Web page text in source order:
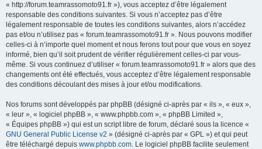
« http://forum.teamrassomoto91.fr »), vous acceptez d’être légalement
responsable des conditions suivantes. Si vous n’acceptez pas d’être
légalement responsable de toutes les conditions suivantes, alors n’accédez
pas et/ou n’utilisez pas « forum.teamrassomoto91.fr ». Nous pouvons modifier
celles-ci à n’importe quel moment et nous ferons tout pour que vous en soyez
informé, bien qu’il soit prudent de vérifier régulièrement celles-ci par vous-
même. Si vous continuez d’utiliser « forum.teamrassomoto91.fr » alors que des
changements ont été effectués, vous acceptez d’être légalement responsable
des conditions découlant des mises à jour et/ou modifications.
Nos forums sont développés par phpBB (désigné ci-après par « ils », « eux »,
« leur », « logiciel phpBB », « www.phpbb.com », « phpBB Limited »,
« Équipes phpBB ») qui est un script libre de forum, déclaré sous la licence «
GNU General Public License v2 » (désigné ci-après par « GPL ») et qui peut
être téléchargé depuis www.phpbb.com. Le logiciel phpBB facilite seulement